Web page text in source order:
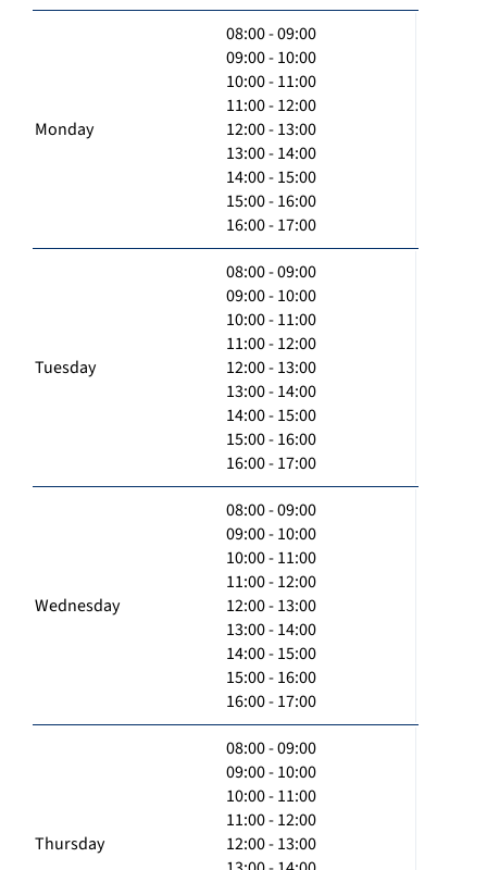
Monday
08:00 - 09:00
09:00 - 10:00
10:00 - 11:00
11:00 - 12:00
12:00 - 13:00
13:00 - 14:00
14:00 - 15:00
15:00 - 16:00
16:00 - 17:00
Tuesday
08:00 - 09:00
09:00 - 10:00
10:00 - 11:00
11:00 - 12:00
12:00 - 13:00
13:00 - 14:00
14:00 - 15:00
15:00 - 16:00
16:00 - 17:00
Wednesday
08:00 - 09:00
09:00 - 10:00
10:00 - 11:00
11:00 - 12:00
12:00 - 13:00
13:00 - 14:00
14:00 - 15:00
15:00 - 16:00
16:00 - 17:00
Thursday
08:00 - 09:00
09:00 - 10:00
10:00 - 11:00
11:00 - 12:00
12:00 - 13:00